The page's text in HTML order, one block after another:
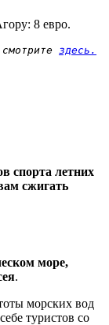
8 евро.
здесь.
спорта летних
сжигать
море,
.
морских вод
туристов со